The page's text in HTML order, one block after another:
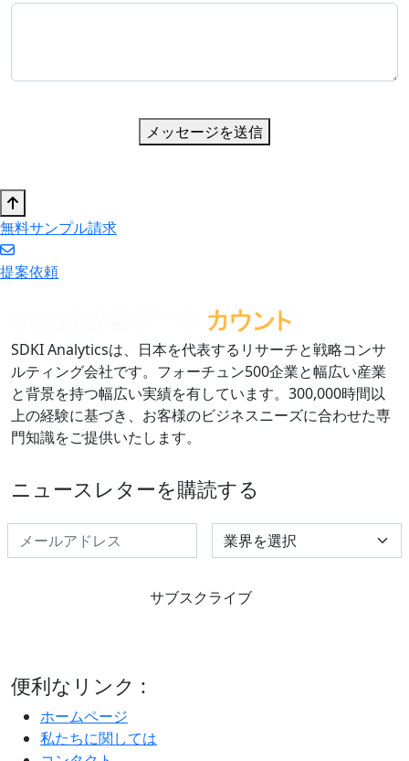
メッセージを送信
無料サンプル請求
提案依頼
SDKI Analyticsは、日本を代表するリサーチと戦略コンサ
ルティング会社です。フォーチュン500企業と幅広い産業
と背景を持つ幅広い実績を有しています。300,000時間以
上の経験に基づき、お客様のビジネスニーズに合わせた専
門知識をご提供いたします。
ニュースレターを購読する
Select Industry
サブスクライブ
便利なリンク :
ホームページ
私たちに関しては